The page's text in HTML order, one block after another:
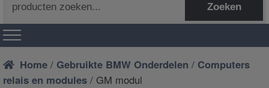
naar:
Zoeken
Home / Gebruikte BMW Onderdelen / Computers
relais en modules / GM modul